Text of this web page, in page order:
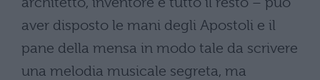
aver disposto le mani degli Apostoli e il
pane della mensa in modo tale da scrivere
una melodia musicale segreta, ma